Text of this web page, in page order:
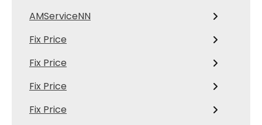
AMServiceNN
Fix Price
Fix Price
Fix Price
Fix Price